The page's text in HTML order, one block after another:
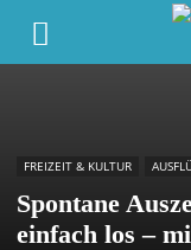
FREIZEIT & KULTUR
Spontane
einfach los –